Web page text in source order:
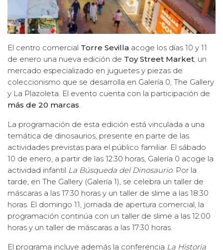
El centro comercial Torre Sevilla acoge los días 10 y 11
de enero una nueva edición de Toy Street Market, un
mercado especializado en juguetes y piezas de
coleccionismo que se desarrolla en Galería 0, The Gallery
y La Plazoleta. El evento cuenta con la participación de
más de 20 marcas.
La programación de esta edición está vinculada a una
temática de dinosaurios, presente en parte de las
actividades previstas para el público familiar. El sábado
10 de enero, a partir de las 12:30 horas, Galería 0 acoge la
actividad infantil La Búsqueda del Dinosaurio. Por la
tarde, en The Gallery (Galería 1), se celebra un taller de
máscaras a las 17:30 horas y un taller de slime a las 18:30
horas. El domingo 11, jornada de apertura comercial, la
programación continúa con un taller de slime a las 12:00
horas y un taller de máscaras a las 17:30 horas.
El programa incluye además la conferencia La Historia